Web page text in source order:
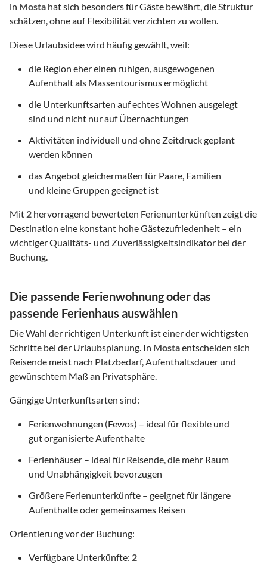
in Mosta hat sich besonders für Gäste bewährt, die Struktur
schätzen, ohne auf Flexibilität verzichten zu wollen.
Diese Urlaubsidee wird häufig gewählt, weil:
die Region eher einen ruhigen, ausgewogenen
Aufenthalt als Massentourismus ermöglicht
die Unterkunftsarten auf echtes Wohnen ausgelegt
sind und nicht nur auf Übernachtungen
Aktivitäten individuell und ohne Zeitdruck geplant
werden können
das Angebot gleichermaßen für Paare, Familien
und kleine Gruppen geeignet ist
Mit 2 hervorragend bewerteten Ferienunterkünften zeigt die
Destination eine konstant hohe Gästezufriedenheit – ein
wichtiger Qualitäts- und Zuverlässigkeitsindikator bei der
Buchung.
Die passende Ferienwohnung oder das
passende Ferienhaus auswählen
Die Wahl der richtigen Unterkunft ist einer der wichtigsten
Schritte bei der Urlaubsplanung. In Mostaentscheiden sich
Reisende meist nach Platzbedarf, Aufenthaltsdauer und
gewünschtem Maß an Privatsphäre.
Gängige Unterkunftsarten sind:
Ferienwohnungen (Fewos) – ideal für flexible und
gut organisierte Aufenthalte
Ferienhäuser – ideal für Reisende, die mehr Raum
und Unabhängigkeit bevorzugen
Größere Ferienunterkünfte – geeignet für längere
Aufenthalte oder gemeinsames Reisen
Orientierung vor der Buchung:
Verfügbare Unterkünfte: 2